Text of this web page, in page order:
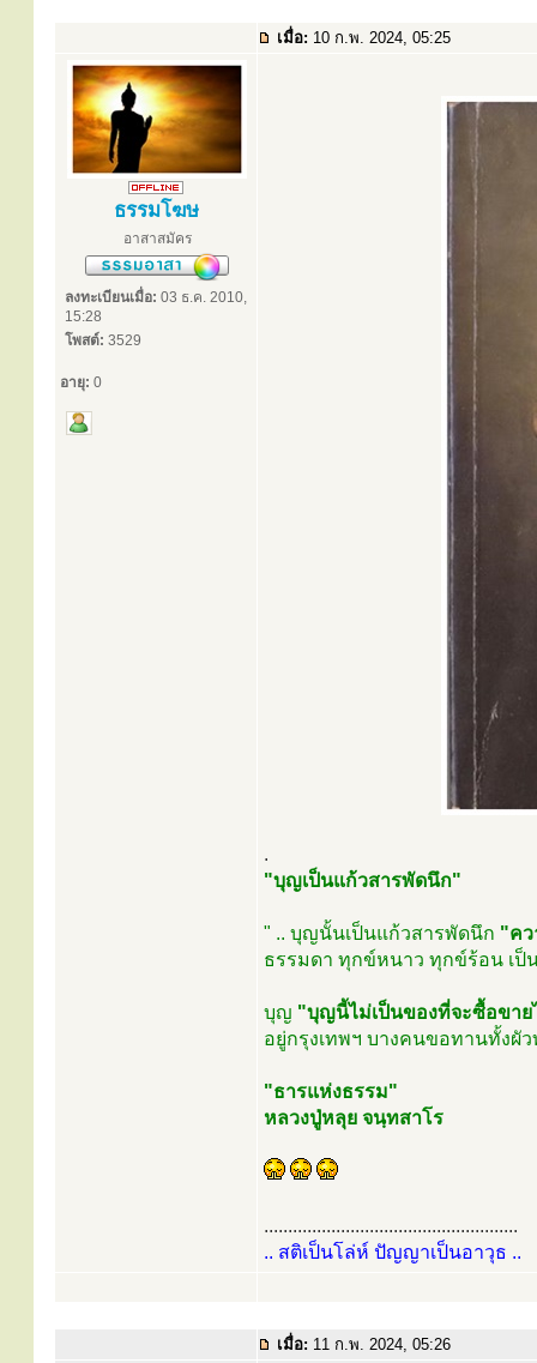
เมื่อ: 10 ก.พ. 2024, 05:25
ธรรมโฆษ
อาสาสมัคร
ลงทะเบียนเมื่อ: 03 ธ.ค. 2010,
15:28
โพสต์: 3529
อายุ: 0
.
"บุญเป็นแก้วสารพัดนึก"
" .. บุญนั้นเป็นแก้วสารพัดนึก "คว
ธรรมดา ทุกข์หนาว ทุกข์ร้อน เป็
บุญ "บุญนี้ไม่เป็นของที่จะซื้อขาย
อยู่กรุงเทพฯ บางคนขอทานทั้งผั
"ธารแห่งธรรม"
หลวงปู่หลุย จนฺทสาโร
.....................................................
.. สติเป็นโล่ห์ ปัญญาเป็นอาวุธ ..
เมื่อ: 11 ก.พ. 2024, 05:26